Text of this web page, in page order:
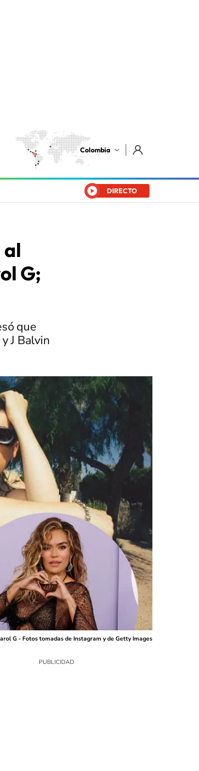
Colombia
DIRECTO
al
G;
que
J Balvin
G - Fotos tomadas de Instagram y de Getty Images